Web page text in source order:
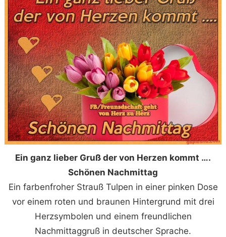
Ein ganz lieber Gruß der von Herzen kommt ….
Schönen Nachmittag
Ein farbenfroher Strauß Tulpen in einer pinken Dose
vor einem roten und braunen Hintergrund mit drei
Herzsymbolen und einem freundlichen
Nachmittaggruß in deutscher Sprache.